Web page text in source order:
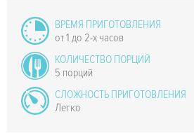
ВРЕМЯ ПРИГОТОВЛЕНИЯ
от 1 до 2-х часов
КОЛИЧЕСТВО ПОРЦИЙ
5 порций
СЛОЖНОСТЬ ПРИГОТОВЛЕНИЯ
Легко